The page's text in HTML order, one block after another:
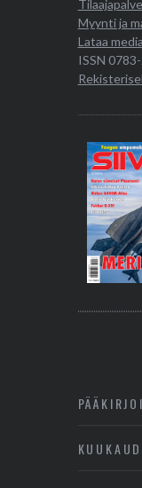
Myynti ja
Lataa
ISSN